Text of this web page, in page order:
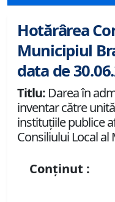
Hotărârea
Municipiul
data de
Titlu: Darea în
inventar către
instituțiile publice
Consiliului Local
Conținut :